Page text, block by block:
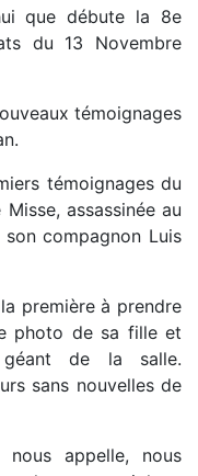
que débute la 8e
du 13 Novembre
témoignages
témoignages du
assassinée au
compagnon Luis
première à prendre
photo de sa fille et
de la salle.
sans nouvelles de
appelle, nous